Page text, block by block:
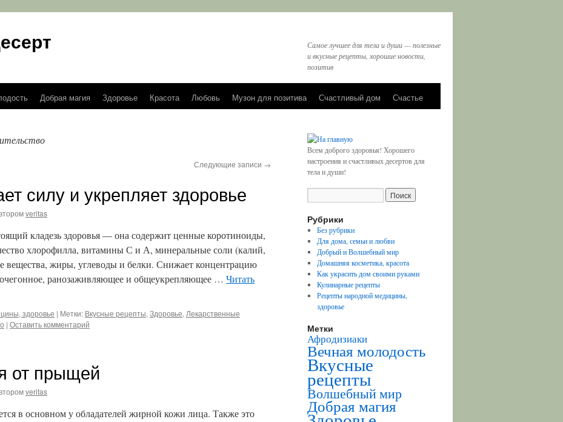
Самое лучшее для тела и души — полезные
и вкусные рецепты, хорошие новости,
позитив
Добрая магия Здоровье Красота Любовь Музон для позитива Счастливый дом Счастье
Следующие записи →
силу и укрепляет здоровье
veritas
кладезь здоровья — она содержит ценные коротиноиды,
хлорофилла, витамины С и А, минеральные соли (калий,
вещества, жиры, углеводы и белки. Снижает концентрацию
ранозаживляющее и общеукрепляющее … Читать
здоровье | Метки: Вкусные рецепты, Здоровье, Лекарственные
| Оставить комментарий
от прыщей
veritas
в основном у обладателей жирной кожи лица. Также это
Всем доброго здоровья! Хорошего
настроения и счастливых десертов для
тела и души!
Рубрики
Без рубрики
Для дома, семьи и любви
Добрый и Волшебный мир
Домашняя косметика, красота
Как украсить дом своими руками
Кулинарные рецепты
Рецепты народной медицины,
здоровье
Метки
Афродизиаки
Вечная молодость
Вкусные
рецепты
Волшебный мир
Добрая магия